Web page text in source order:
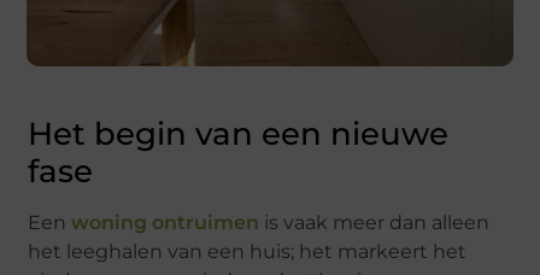
Het begin van een nieuwe
fase
Eenwoning ontruimen is vaak meer dan alleen
het leeghalen van een huis; het markeert het